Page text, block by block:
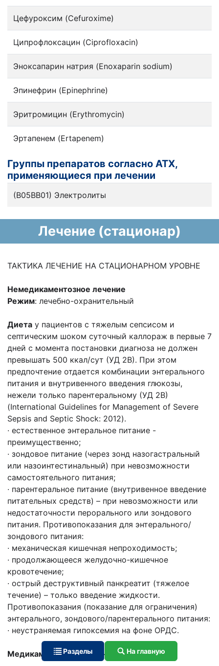
Цефуроксим (Cefuroxime)
Ципрофлоксацин (Ciprofloxacin)
Эноксапарин натрия (Enoxaparin sodium)
Эпинефрин (Epinephrine)
Эритромицин (Erythromycin)
Эртапенем (Ertapenem)
Группы препаратов согласно АТХ,
применяющиеся при лечении
(B05BB01) Электролиты
Лечение (стационар)
ТАКТИКА ЛЕЧЕНИЕ НА СТАЦИОНАРНОМ УРОВНЕ
Немедикаментозное лечение
Режим: лечебно-охранительный
Диета у пациентов с тяжелым сепсисом и
септическим шоком суточный каллораж в первые 7
дней с момента постановки диагноза не должен
превышать 500 ккал/сут (УД 2В). При этом
предпочтение отдается комбинации энтерального
питания и внутривенного введения глюкозы,
нежели только парентеральному (УД 2В)
(International Guidelines for Management of Severe
Sepsis and Septic Shock: 2012).
· естественное энтеральное питание -
преимущественно;
· зондовое питание (через зонд назогастральный
или назоинтестинальный) при невозможности
самостоятельного питания;
· парентеральное питание (внутривенное введение
питательных средств) – при невозможности или
недостаточности перорального или зондового
питания. Противопоказания для энтерального/
зондового питания:
· механическая кишечная непроходимость;
· продолжающееся желудочно-кишечное
кровотечение;
· острый деструктивный панкреатит (тяжелое
течение) – только введение жидкости.
Противопоказания (показание для ограничения)
энтерального, зондового/парентерального питания:
· неустраняемая гипоксемия на фоне ОРДС.
Медикаментозное лечение
Разделы На главную